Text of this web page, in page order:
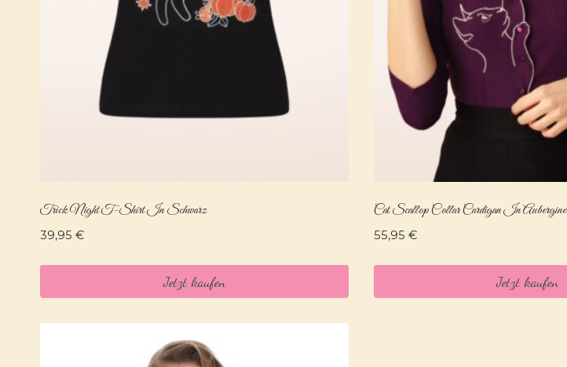
Trick Night T-Shirt In Schwarz
39,95 €
Jetzt kaufen
Cat Scallop Collar Cardigan In Aubergine
55,95 €
Jetzt kaufen